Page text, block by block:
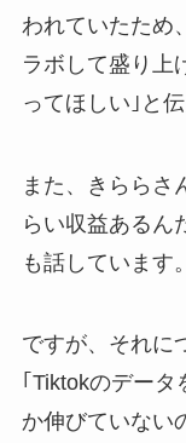
われていたため
ラボして盛り上
ってほしい｣と
また、きららさ
らい収益あるん
も話しています。
ですが、それに
｢Tiktokのデー
か伸びていない